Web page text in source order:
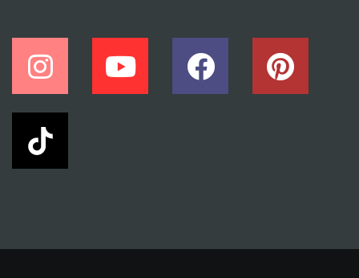
I
n
s
t
a
a
Y
o
F
a
k
P
i
s